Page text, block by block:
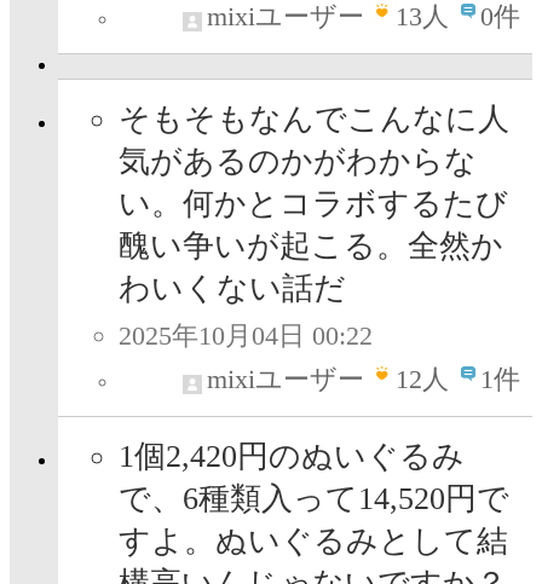
mixiユーザー
13人 0件
そもそもなんでこんなに人
気があるのかがわからな
い。何かとコラボするたび
醜い争いが起こる。全然か
わいくない話だ
2025年10月04日 00:22
mixiユーザー
12人 1件
1個2,420円のぬいぐるみ
で、6種類入って14,520円で
すよ。ぬいぐるみとして結